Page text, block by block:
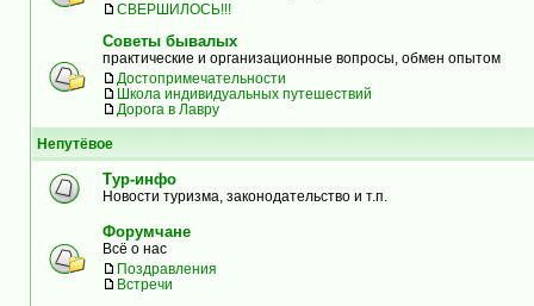
СВЕРШИЛОСЬ!!!
Советы бывалых
практические и организационные вопросы, обмен опытом
Достопримечательности
Школа индивидуальных путешествий
Дорога в Лавру
Непутёвое
Тур-инфо
Новости туризма, законодательство и т.п.
Форумчане
Всё о нас
Поздравления
Встречи